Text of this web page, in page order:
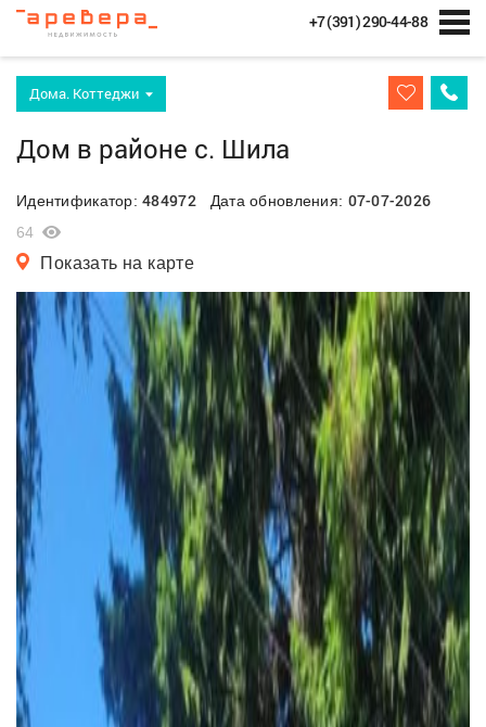
+7 (391) 290-44-88
Дома. Коттеджи
Дом в районе с. Шила
Идентификатор:484972Дата обновления: 07-07-2026
64
Показать на карте